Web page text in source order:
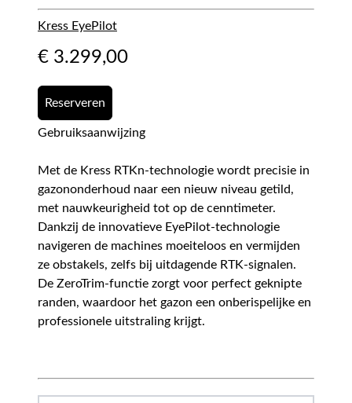
Kress EyePilot
€ 3.299,00
Reserveren
Gebruiksaanwijzing
Met de Kress RTKn-technologie wordt precisie in
gazononderhoud naar een nieuw niveau getild,
met nauwkeurigheid tot op de cenntimeter.
Dankzij de innovatieve EyePilot-technologie
navigeren de machines moeiteloos en vermijden
ze obstakels, zelfs bij uitdagende RTK-signalen.
De ZeroTrim-functie zorgt voor perfect geknipte
randen, waardoor het gazon een onberispelijke en
professionele uitstraling krijgt.